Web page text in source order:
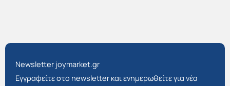
Newsletter joymarket.gr
Εγγραφείτε στο newsletter και ενημερωθείτε για νέα